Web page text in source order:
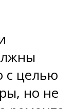
с целью
но не